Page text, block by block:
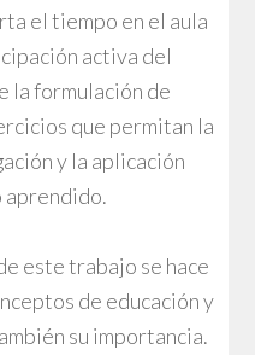
el tiempo en el aula
activa del
la formulación de
que permitan la
y la aplicación
aprendido.
este trabajo se hace
de educación y
su importancia.